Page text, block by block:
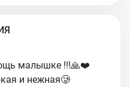
малышке !!!🙏❤️
и нежная🥲